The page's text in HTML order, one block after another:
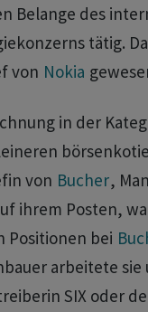
Belange des
tätig.
von Nokia
in der
von Bucher,
ihrem Posten,
Positionen bei
arbeitete
SIX oder